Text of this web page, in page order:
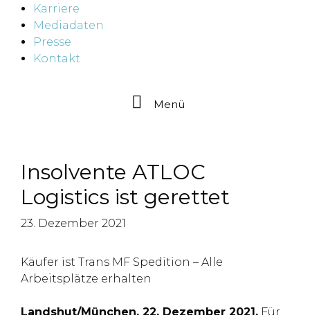
Karriere
Mediadaten
Presse
Kontakt
Menü
Insolvente ATLOC
Logistics ist gerettet
23. Dezember 2021
Käufer ist Trans MF Spedition – Alle
Arbeitsplätze erhalten
Landshut/München, 22. Dezember 2021. Für